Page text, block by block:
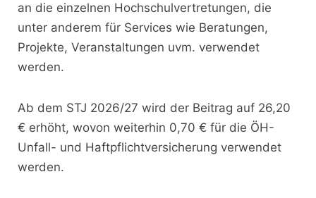
an die einzelnen Hochschulvertretungen, die
unter anderem für Services wie Beratungen,
Projekte, Veranstaltungen uvm. verwendet
werden.
Ab dem STJ 2026/27 wird der Beitrag auf 26,20
€ erhöht, wovon weiterhin 0,70 € für die ÖH-
Unfall- und Haftpflichtversicherung verwendet
werden.